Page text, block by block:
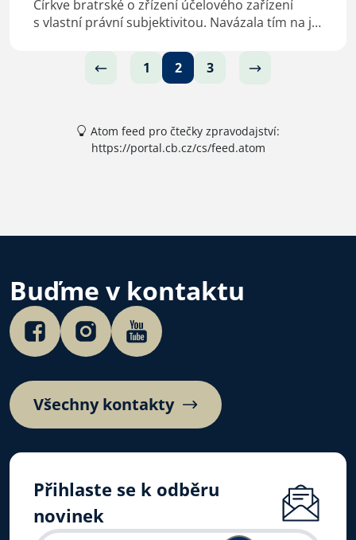
Církve bratrské o zřízení účelového zařízení
s vlastní právní subjektivitou. Navázala tím na již
Radě CB. Tak se před čtvrt stoletím narodila…
1 2 3
Atom feed pro čtečky zpravodajství:
https://portal.cb.cz/cs/feed.atom
Buďme v kontaktu
Všechny kontakty
Přihlaste se k odběru
novinek